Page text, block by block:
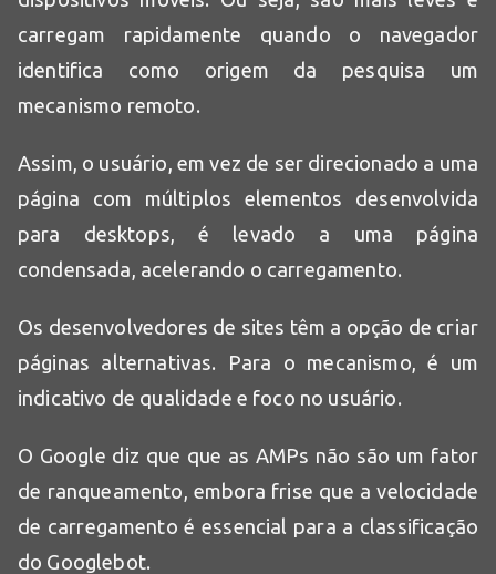
carregam rapidamente quando o navegador
identifica como origem da pesquisa um
mecanismo remoto.
Assim, o usuário, em vez de ser direcionado a uma
página com múltiplos elementos desenvolvida
para desktops, é levado a uma página
condensada, acelerando o carregamento.
Os desenvolvedores de sites têm a opção de criar
páginas alternativas. Para o mecanismo, é um
indicativo de qualidade e foco no usuário.
O Google diz que que as AMPs não são um fator
de ranqueamento, embora frise que a velocidade
de carregamento é essencial para a classificação
do Googlebot.